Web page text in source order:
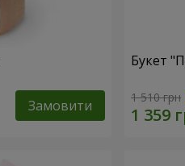
Замовити
Букет
1 510 грн